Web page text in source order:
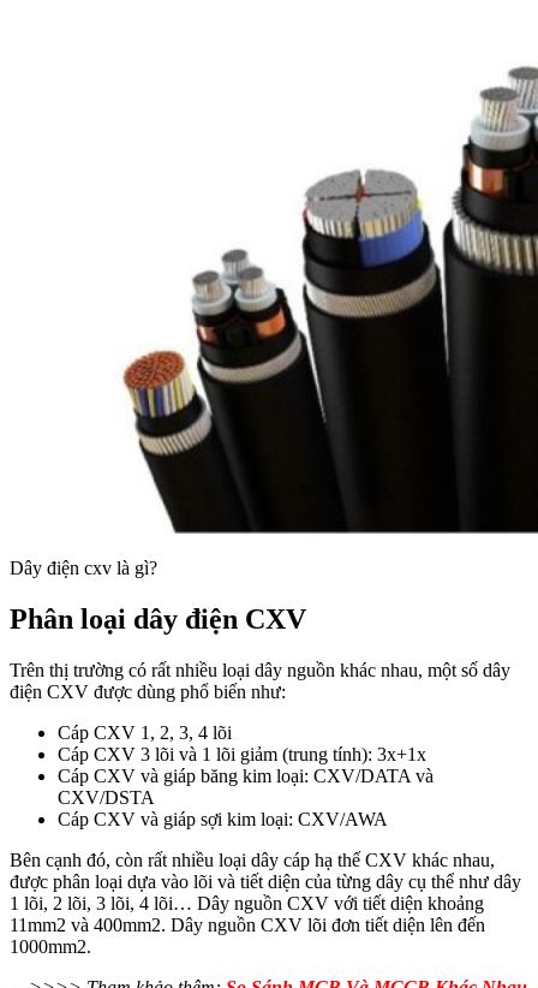
Dây điện cxv là gì?
Phân loại dây điện CXV
Trên thị trường có rất nhiều loại dây nguồn khác nhau, một số dây
điện CXV được dùng phổ biến như:
Cáp CXV 1, 2, 3, 4 lõi
Cáp CXV 3 lõi và 1 lõi giảm (trung tính): 3x+1x
Cáp CXV và giáp băng kim loại: CXV/DATA và
CXV/DSTA
Cáp CXV và giáp sợi kim loại: CXV/AWA
Bên cạnh đó, còn rất nhiều loại dây cáp hạ thế CXV khác nhau,
được phân loại dựa vào lõi và tiết diện của từng dây cụ thể như dây
1 lõi, 2 lõi, 3 lõi, 4 lõi… Dây nguồn CXV với tiết diện khoảng
11mm2 và 400mm2. Dây nguồn CXV lõi đơn tiết diện lên đến
1000mm2.